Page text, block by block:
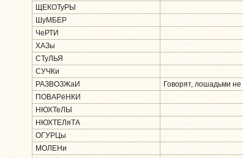
ЩЕКОТуРЫ
ШуМБЕР
ЧеРТИ
ХАЗы
СТуЛЬЯ
СУЧКи
РАЗВОЗЖаИ
Говорят, лошадьми не
ПОВАРёНКИ
НЮХТеЛЫ
НЮХТЕЛяТА
ОГУРЦы
МОЛЕНи